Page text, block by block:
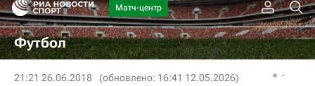
Матч-центр
Футбол
21:21 26.06.2018 (обновлено: 16:41 12.05.2026)